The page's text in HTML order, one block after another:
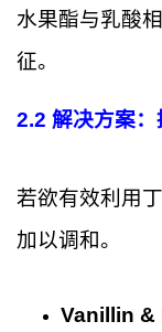
水果酯与乳酸
征。
2.2 解决方案
若欲有效利用
加以调和。
Vanillin &